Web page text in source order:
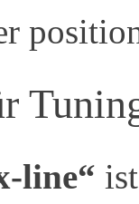
line“